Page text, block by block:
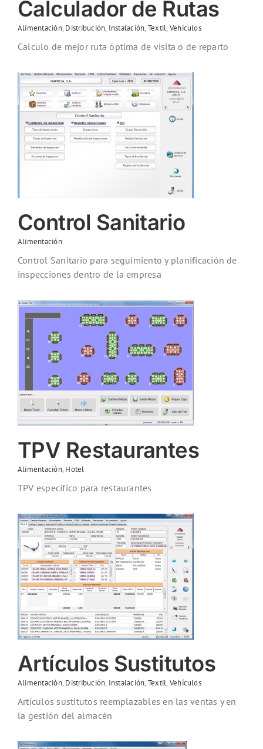
Calculador de Rutas
Alimentación, Distribución, Instalación, Textil, Vehículos
Calculo de mejor ruta óptima de visita o de reparto
Control Sanitario
Alimentación
Control Sanitario para seguimiento y planificación de
inspecciones dentro de la empresa
TPV Restaurantes
Alimentación, Hotel
TPV específico para restaurantes
Artículos Sustitutos
Alimentación, Distribución, Instalación, Textil, Vehículos
Artículos sustitutos reemplazables en las ventas y en
la gestión del almacén